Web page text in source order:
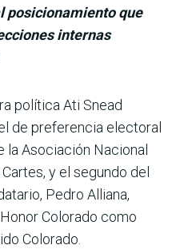
posicionamiento que
internas
política Ati Snead
de prefe­rencia electoral
la Asociación Nacional
y el segundo del
Pedro Alliana,
Colorado como
Colorado.